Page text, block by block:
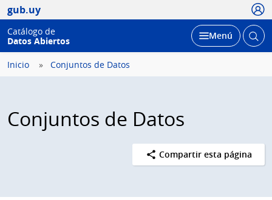
gub.uy
Catálogo de
Datos Abiertos
Desplegar
Menú Abrir
Inicio Conjuntos de Datos
Conjuntos de Datos
Compartir esta página